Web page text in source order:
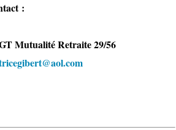
:
Mutualité Retraite 29/56